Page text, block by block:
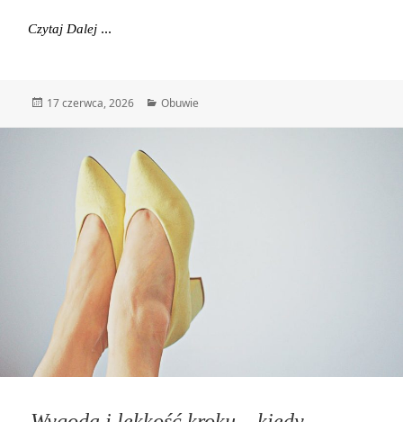
Czytaj Dalej
Data
17 czerwca, 2026 Kategorie
Obuwie